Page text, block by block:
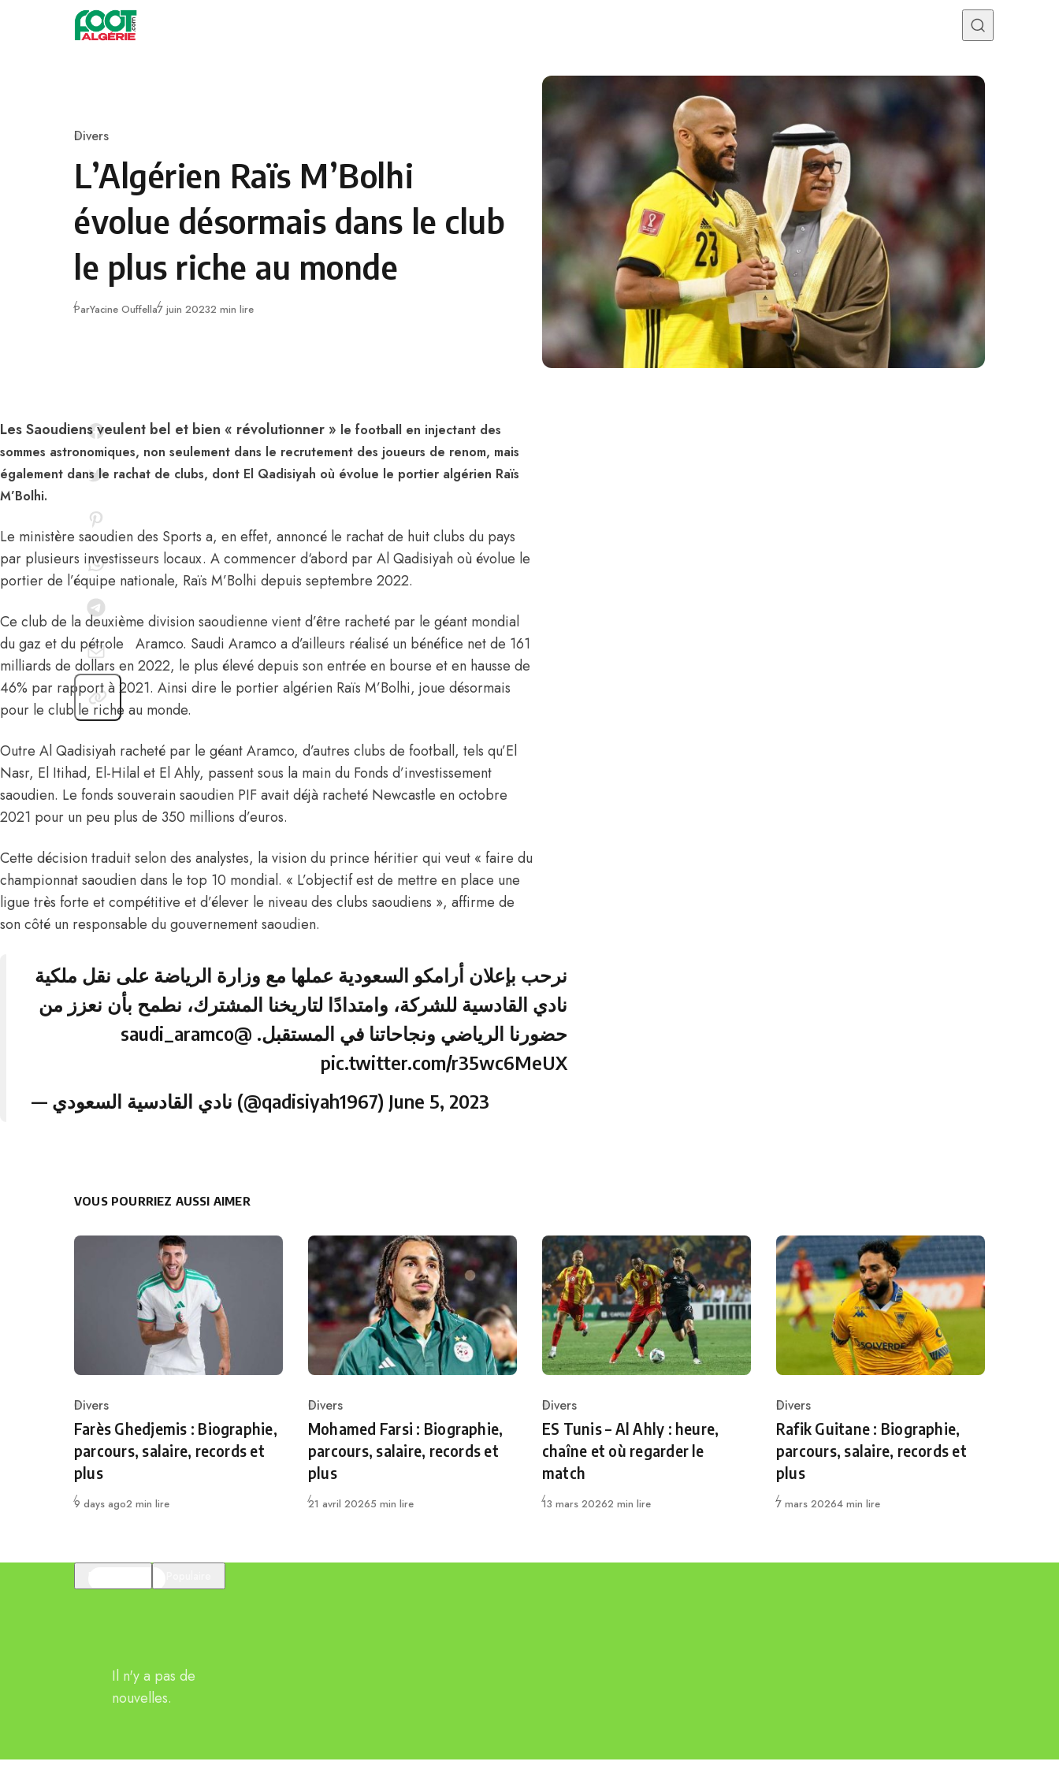
Skip to content
Category
Divers
L’Algérien Raïs M’Bolhi
évolue désormais dans le club
le plus riche au monde
ParYacine OuffellaPublié
7 juin 20232 min lire
Les Saoudiens veulent bel et bien « révolutionner » le football en injectant des
sommes astronomiques, non seulement dans le recrutement des joueurs de renom, mais
également dans le rachat de clubs, dont El Qadisiyah où évolue le portier algérien Raïs
M’Bolhi.
Le ministère saoudien des Sports a, en effet, annoncé le rachat de huit clubs du pays
par plusieurs investisseurs locaux. A commencer d‘abord par Al Qadisiyah où évolue le
portier de l’équipe nationale, Raïs M’Bolhi depuis septembre 2022.
Ce club de la deuxième division saoudienne vient d’être racheté par le géant mondial
du gaz et du pétrole Aramco. Saudi Aramco a d’ailleurs réalisé un bénéfice net de 161
milliards de dollars en 2022, le plus élevé depuis son entrée en bourse et en hausse de
46% par rapport à 2021. Ainsi dire le portier algérien Raïs M’Bolhi, joue désormais
pour le club le riche au monde.
Outre Al Qadisiyah racheté par le géant Aramco, d’autres clubs de football, tels qu’El
Nasr, El Itihad, El-Hilal et El Ahly, passent sous la main du Fonds d’investissement
saoudien. Le fonds souverain saoudien PIF avait déjà racheté Newcastle en octobre
2021 pour un peu plus de 350 millions d’euros.
Cette décision traduit selon des analystes, la vision du prince héritier qui veut « faire du
championnat saoudien dans le top 10 mondial. « L’objectif est de mettre en place une
ligue très forte et compétitive et d’élever le niveau des clubs saoudiens », affirme de
son côté un responsable du gouvernement saoudien.
نرحب بإعلان أرامكو السعودية عملها مع وزارة الرياضة على نقل ملكية
نادي القادسية للشركة، وامتدادًا لتاريخنا المشترك، نطمح بأن نعزز من
حضورنا الرياضي ونجاحاتنا في المستقبل. @saudi_aramco
pic.twitter.com/r35wc6MeUX
— نادي القادسية السعودي (@qadisiyah1967) June 5, 2023
VOUS POURRIEZ AUSSI AIMER
Category
Divers
Farès Ghedjemis : Biographie,
parcours, salaire, records et
plus
Publié
9 days ago2 min lire
Category
Divers
Mohamed Farsi : Biographie,
parcours, salaire, records et
plus
Publié
21 avril 20265 min lire
Category
Divers
ES Tunis – Al Ahly : heure,
chaîne et où regarder le
match
Publié
13 mars 20262 min lire
Category
Divers
Rafik Guitane : Biographie,
parcours, salaire, records et
plus
Publié
7 mars 20264 min lire
Il n'y a pas de
nouvelles.